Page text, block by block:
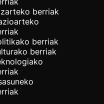
berriak
berriak
berriak